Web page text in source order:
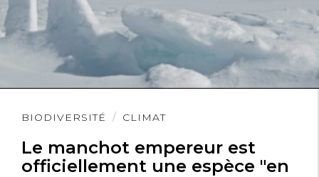
BIODIVERSITÉ CLIMAT
Le manchot empereur est
officiellement une espèce "en
Lire